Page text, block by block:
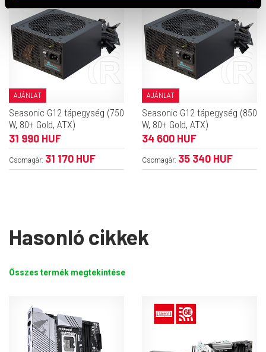
AJÁNLAT
Seasonic G12 tápegység (750
W, 80+ Gold, ATX)
31 990 HUF
Csomagár: 31 170 HUF
AJÁNLAT
Seasonic G12 tápegység (850
W, 80+ Gold, ATX)
34 600 HUF
Csomagár: 35 340 HUF
Hasonló cikkek
Összes termék megtekintése